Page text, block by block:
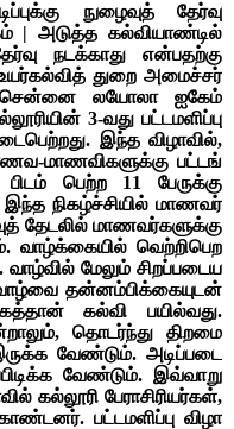
நுழைவுத் தேர்வு
| அடுத்த கல்வியாண்டில்
நடக்காது என்பதற்கு
துறை அமைச்சர்
சென்னை லயோலா ஐகேம்
3-வது பட்டமளிப்பு
இந்த விழாவில்,
மாணவிகளுக்கு பட்டங்
பெற்ற 11 பேருக்கு
நிகழ்ச்சியில் மாணவர்
தேடலில் மாணவர்களுக்கு
வாழ்க்கையில் வெற்றிபெற
வாழ்வில் மேலும் சிறப்படைய
தன்னம்பிக்கையுடன்
கல்வி பயில்வது.
தொடர்ந்து திறமை
வேண்டும். அடிப்படை
வேண்டும். இவ்வாறு
கல்லூரி பேராசிரியர்கள்,
பட்டமளிப்பு விழா